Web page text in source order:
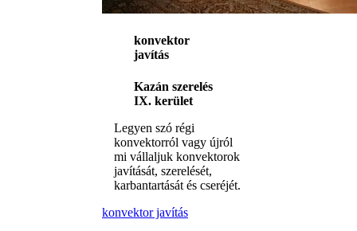
konvektor
javítás
Kazán szerelés
IX. kerület
Legyen szó régi
konvektorról vagy újról
mi vállaljuk konvektorok
javítását, szerelését,
karbantartását és cseréjét.
konvektor javítás